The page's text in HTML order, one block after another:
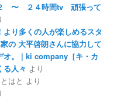
〜 ２４時間tv 頑張って
り多くの人が楽しめるスタ
の 大平啓朗さんに協力して
オ。 | ki company［キ・カ
る人々 より
はと より